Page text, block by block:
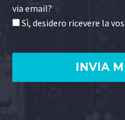
via email?
Sì, desidero ricevere la